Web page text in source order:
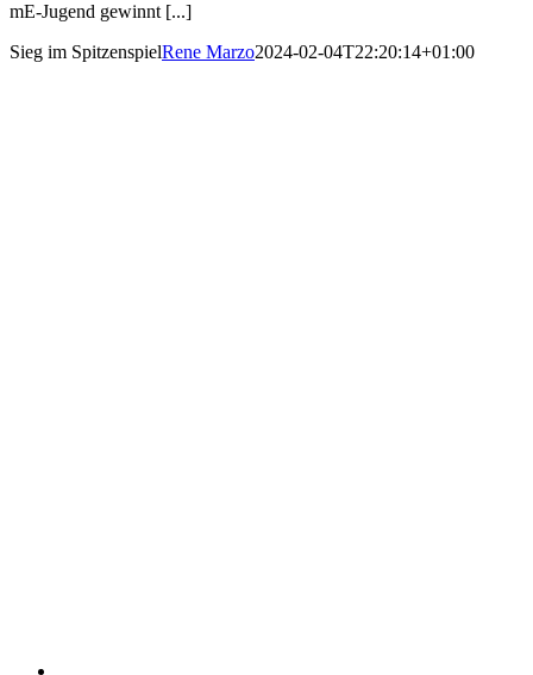
mE-Jugend gewinnt [...]
Sieg im SpitzenspielRene Marzo2024-02-04T22:20:14+01:00